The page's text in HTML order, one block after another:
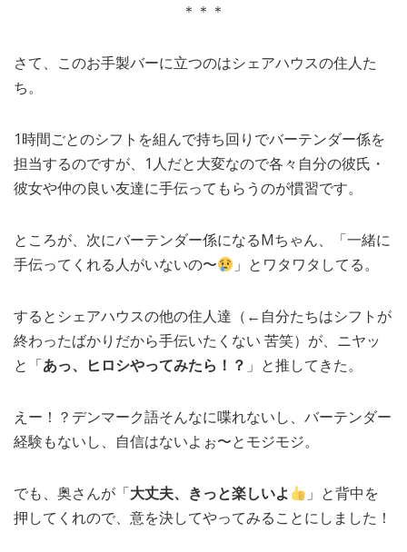
＊＊＊
さて、このお手製バーに立つのはシェアハウスの住人た
ち。
1時間ごとのシフトを組んで持ち回りでバーテンダー係を
担当するのですが、1人だと大変なので各々自分の彼氏・
彼女や仲の良い友達に手伝ってもらうのが慣習です。
ところが、次にバーテンダー係になるMちゃん、「一緒に
手伝ってくれる人がいないの〜
」とワタワタしてる。
するとシェアハウスの他の住人達（←自分たちはシフトが
終わったばかりだから手伝いたくない 苦笑）が、ニヤッ
と「あっ、ヒロシやってみたら！？ 」と推してきた。
えー！？デンマーク語そんなに喋れないし、バーテンダー
経験もないし、自信はないよぉ〜とモジモジ。
でも、奥さんが「大丈夫、きっと楽しいよ
」と背中を
押してくれので、意を決してやってみることにしました！